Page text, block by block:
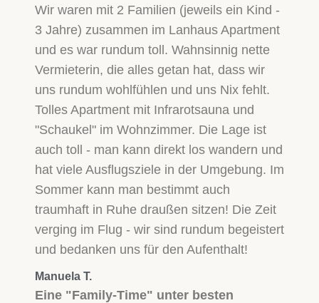
Wir waren mit 2 Familien (jeweils ein Kind -
3 Jahre) zusammen im Lanhaus Apartment
und es war rundum toll. Wahnsinnig nette
Vermieterin, die alles getan hat, dass wir
uns rundum wohlfühlen und uns Nix fehlt.
Tolles Apartment mit Infrarotsauna und
"Schaukel" im Wohnzimmer. Die Lage ist
auch toll - man kann direkt los wandern und
hat viele Ausflugsziele in der Umgebung. Im
Sommer kann man bestimmt auch
traumhaft in Ruhe draußen sitzen! Die Zeit
verging im Flug - wir sind rundum begeistert
und bedanken uns für den Aufenthalt!
Manuela T.
Eine "Family-Time" unter besten